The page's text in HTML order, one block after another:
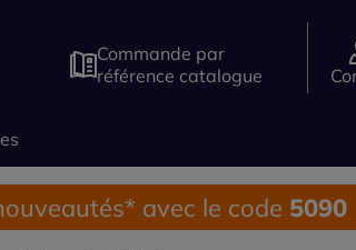
Commande par
référence catalogue
avec le code 5090